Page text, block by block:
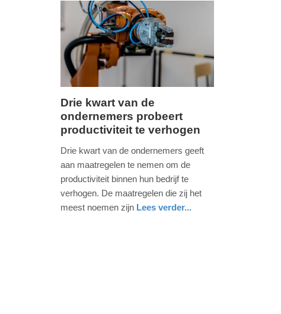
17:29
Update:
03-
06-
2026
17:37
vrijdag,
24.
09:01
Drie kwart van de
ondernemers probeert
productiviteit te verhogen
Drie kwart van de ondernemers geeft
aan maatregelen te nemen om de
productiviteit binnen hun bedrijf te
verhogen. De maatregelen die zij het
meest noemen zijn Lees verder...